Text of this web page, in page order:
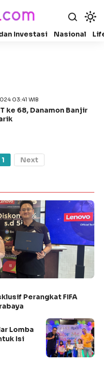
Investasi Nasional
03:41 WIB
ke 68, Danamon Banjir
1 Next
Perangkat FIFA
Lomba
Isi